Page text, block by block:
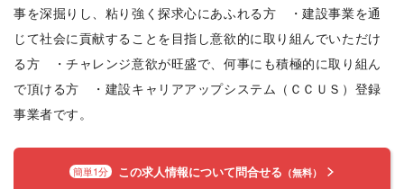
事を深掘りし、粘り強く探求心にあふれる方 ・建設事業を通
じて社会に貢献することを目指し意欲的に取り組んでいただけ
る方 ・チャレンジ意欲が旺盛で、何事にも積極的に取り組ん
で頂ける方 ・建設キャリアアップシステム（ＣＣＵＳ）登録
事業者です。
簡単1分 この求人情報について問合せる （無料）